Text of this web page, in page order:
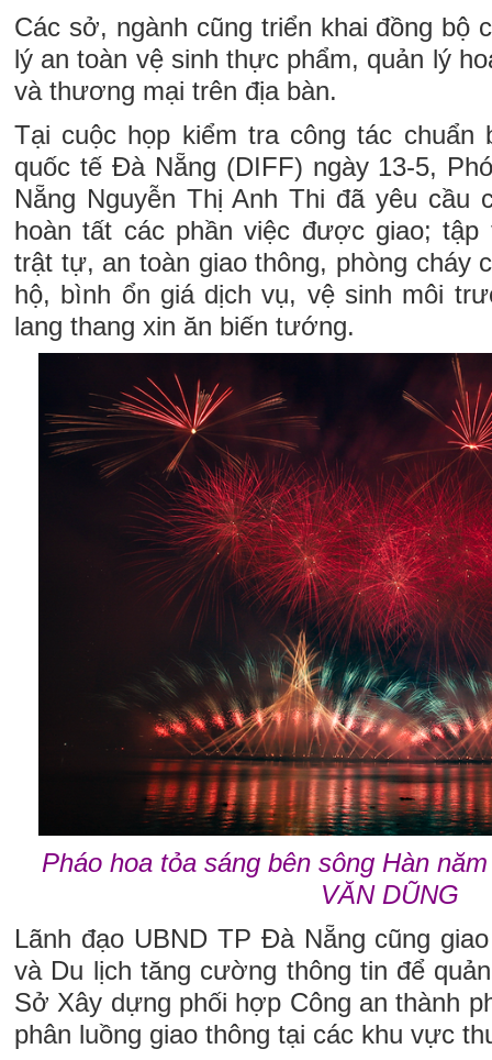
Các sở, ngành cũng triển khai đồng bộ
lý an toàn vệ sinh thực phẩm, quản lý
và thương mại trên địa bàn.
Tại cuộc họp kiểm tra công tác chuẩn
quốc tế Đà Nẵng (DIFF) ngày 13-5,
Nẵng Nguyễn Thị Anh Thi đã yêu cầu
hoàn tất các phần việc được giao; tập
trật tự, an toàn giao thông, phòng cháy
hộ, bình ổn giá dịch vụ, vệ sinh môi
lang thang xin ăn biến tướng.
Pháo hoa tỏa sáng bên sông Hàn
VĂN DŨNG
Lãnh đạo UBND TP Đà Nẵng cũng
và Du lịch tăng cường thông tin để
Sở Xây dựng phối hợp Công an thành
phân luồng giao thông tại các khu vực